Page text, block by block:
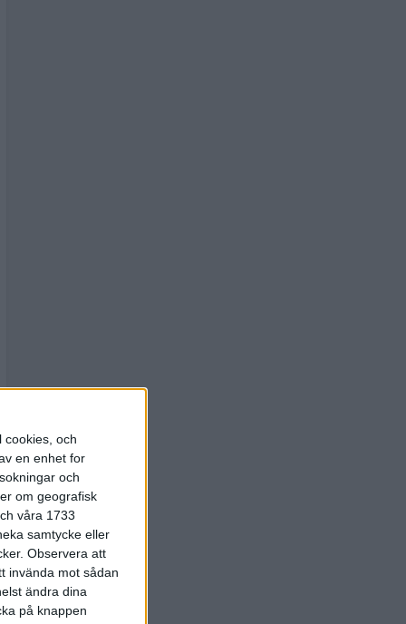
cookies, och
en enhet for
och
om geografisk
våra 1733
samtycke eller
Observera att
invända mot sådan
ändra dina
på knappen